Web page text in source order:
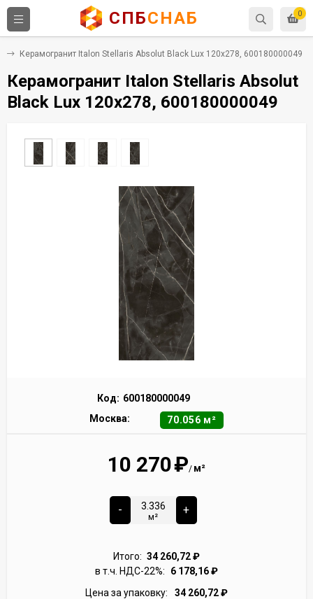
0
СПБСНАБ
Керамогранит Italon Stellaris Absolut Black Lux 120x278, 600180000049
Керамогранит Italon Stellaris Absolut
Black Lux 120x278, 600180000049
Код: 600180000049
Москва:
70.056 м²
10 270₽/ м²
-
м²
+
Итого: 34 260,72₽
в т.ч. НДС-22%:
6 178,16₽
Цена за упаковку:
34 260,72₽